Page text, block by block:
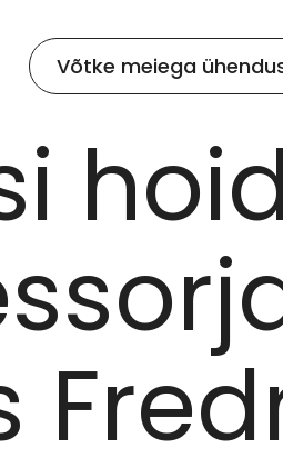
Võtke meiega
JAOKS FREDRIKSTADIS, NORRAS